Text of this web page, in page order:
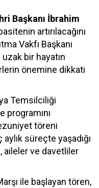
Başkanı İbrahim
artırılacağını
Vakfı Başkanı
bir hayatın
önemine dikkati
Temsilciliği
programını
töreni
süreçte yaşadığı
aileler ve davetliler
ile başlayan tören,